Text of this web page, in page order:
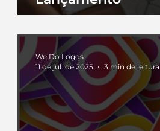
We Do Logos
11 de jul. de 2025
3 min de leitura